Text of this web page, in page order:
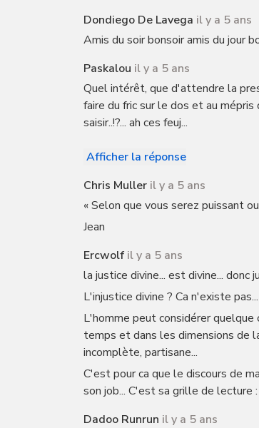
Dondiego De Lavega il y a 5 ans
Amis du soir bonsoir amis du jour
Paskalou il y a 5 ans
Quel intérêt, que d'attendre la
faire du fric sur le dos et au
saisir..!?... ah ces feuj...
Afficher la réponse
Chris Muller il y a 5 ans
« Selon que vous serez puissant
Jean
Ercwolf il y a 5 ans
la justice divine... est divine... donc
L'injustice divine ? Ca n'existe pas...
L'homme peut considérer
temps et dans les dimensions de
incomplète, partisane...
C'est pour ca que le discours de
son job... C'est sa grille de lecture
Dadoo Runrun il y a 5 ans